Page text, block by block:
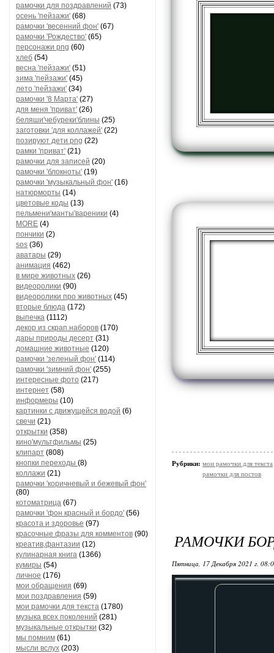
рамочки для поздравлений (73)
осень 'пейзажи' (68)
рамочки 'весенний фон' (67)
рамочки 'Рождество' (65)
персонажи png (60)
хлеб (54)
весна 'пейзажи' (51)
зима 'пейзажи' (45)
лето 'пейзажи' (34)
рамочки '8 Марта' (27)
для меня 'приват' (26)
беляши'чебуреки'блины (25)
заготовки 'для коллажей' (22)
позируют дети png (22)
рамки 'приват' (21)
рамочки для записей (20)
рамочки 'блокноты' (19)
рамочки 'музыкальный фон' (16)
натюрморты (14)
цветовые коды (13)
пельмени'манты'вареники (4)
MORE (4)
пончики (2)
sos (36)
аватары (29)
анимация (462)
в мире животных (26)
видеоролики (90)
видеоролики про животных (45)
вторые блюда (172)
выпечка (1112)
декор из скрап.наборов (170)
дары природы десерт (31)
домашние животные (120)
рамочки 'зеленый фон' (114)
рамочки 'зимний фон' (255)
интересные фото (217)
интернет (58)
информеры (10)
картинки с движущейся водой (6)
свечи (21)
открытки (358)
кино'мультфильмы (25)
клипарт (808)
кнопки переходы (8)
коллажи (21)
рамочки 'коричневый и бежевый фон'
(80)
котоматрица (67)
рамочки 'фон красный и бордо' (56)
красота и здоровье (97)
красочные фразы для комментов (90)
креатив,фантазии (12)
кулинарная книга (1366)
кумиры (54)
личное (176)
мои обращения (69)
мои поздравления (59)
мои рамочки для текста (1780)
музыка всех поколений (281)
музыкальные открытки (32)
мы помним (61)
мысли вслух (203)
Рубрики: мои рамочки для текста
рамочки для постов
РАМОЧКИ
Пятница, 17 Декабря 2021 г.